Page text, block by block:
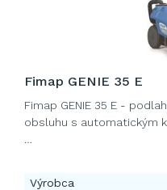
Fimap GENIE 35 E
Fimap GENIE 35 E -
obsluhu s automatickým
…
Výrobca